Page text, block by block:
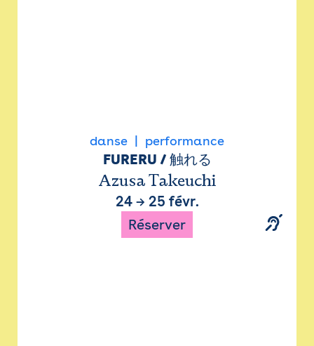
danse performance
FURERU / 触れる
Azusa Takeuchi
24→ 25 févr.
Réserver